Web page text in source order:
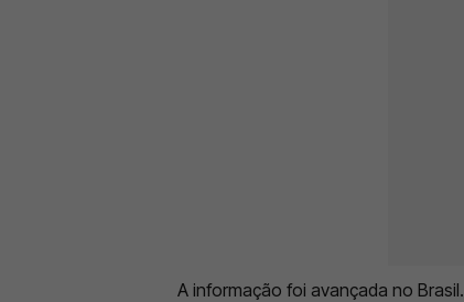
A informação foi avançada no Brasil.